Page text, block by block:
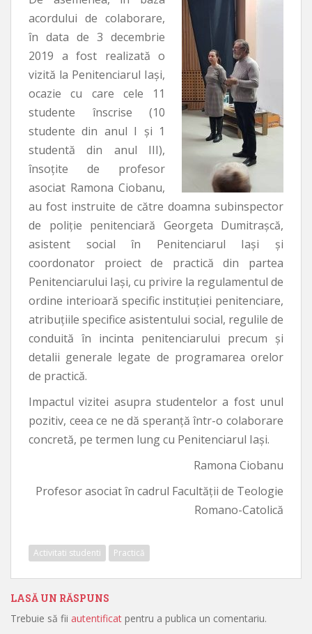
acordului de colaborare,
în data de 3 decembrie
2019 a fost realizată o
vizită la Penitenciarul Iași,
ocazie cu care cele 11
studente înscrise (10
studente din anul I și 1
studentă din anul III),
însoțite de profesor
asociat Ramona Ciobanu,
au fost instruite de către doamna subinspector
de poliție penitenciară Georgeta Dumitrașcă,
asistent social în Penitenciarul Iași și
coordonator proiect de practică din partea
Penitenciarului Iași, cu privire la regulamentul de
ordine interioară specific instituției penitenciare,
atribuțiile specifice asistentului social, regulile de
conduită în incinta penitenciarului precum și
detalii generale legate de programarea orelor
de practică.
Impactul vizitei asupra studentelor a fost unul
pozitiv, ceea ce ne dă speranță într-o colaborare
concretă, pe termen lung cu Penitenciarul Iași.
Ramona Ciobanu
Profesor asociat în cadrul Facultății de Teologie
Romano-Catolică
Activitati studenti Practică
LASĂ UN RĂSPUNS
Trebuie să fii autentificat pentru a publica un comentariu.